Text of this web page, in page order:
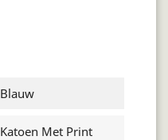
Blauw
Katoen Met Print